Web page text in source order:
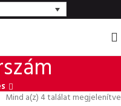
Mind a(z) 4 találat megjelenítve